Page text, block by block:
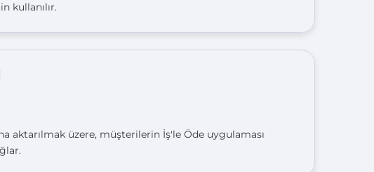
kullanılır.
aktarılmak üzere, müşterilerin İş'le Öde uygulaması